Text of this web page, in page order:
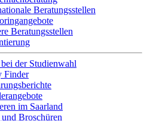
Beratungsstellen
Beratungsstellen
der Studienwahl
Finder
im Saarland
Broschüren